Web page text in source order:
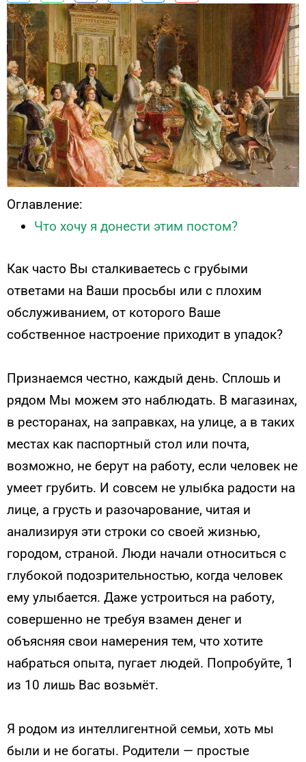
Оглавление:
Что хочу я донести этим постом?
Как часто Вы сталкиваетесь с грубыми
ответами на Ваши просьбы или с плохим
обслуживанием, от которого Ваше
собственное настроение приходит в упадок?
Признаемся честно, каждый день. Сплошь и
рядом Мы можем это наблюдать. В магазинах,
в ресторанах, на заправках, на улице, а в таких
местах как паспортный стол или почта,
возможно, не берут на работу, если человек не
умеет грубить. И совсем не улыбка радости на
лице, а грусть и разочарование, читая и
анализируя эти строки со своей жизнью,
городом, страной. Люди начали относиться с
глубокой подозрительностью, когда человек
ему улыбается. Даже устроиться на работу,
совершенно не требуя взамен денег и
объясняя свои намерения тем, что хотите
набраться опыта, пугает людей. Попробуйте, 1
из 10 лишь Вас возьмёт.
Я родом из интеллигентной семьи, хоть мы
были и не богаты. Родители — простые